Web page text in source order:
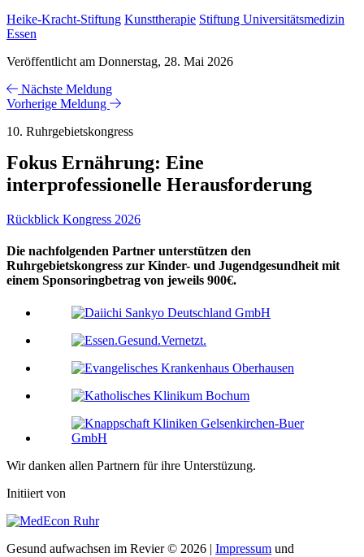
Heike-Kracht-Stiftung Kunsttherapie Stiftung Universitätsmedizin
Essen
Veröffentlicht am Donnerstag, 28. Mai 2026
Nächste Meldung
Vorherige Meldung
10. Ruhrgebietskongress
Fokus Ernährung: Eine
interprofessionelle Herausforderung
Rückblick Kongress 2026
Die nachfolgenden Partner unterstützen den
Ruhrgebietskongress zur Kinder- und Jugendgesundheit mit
einem Sponsoringbetrag von jeweils 900€.
Wir danken allen Partnern für ihre Unterstüzung.
Initiiert von
Gesund aufwachsen im Revier © 2026 | Impressum und